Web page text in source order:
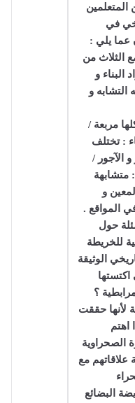
المتعلمين
في
الثلاث من
البناء و
التشابه و
مربعة /
: تختلف
و الآجور /
متشابهة
و
المواقع .
حول
للخريطة
الوثيقة
اكتستها
؟
لأنها حققت
اهتم
الصحراوية
علاقاتهم مع
البضائع